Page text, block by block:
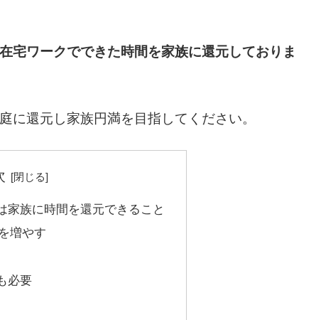
在宅ワークでできた時間を家族に還元しておりま
に還元し家族円満を目指してください。
家族に時間を還元できること
増やす
必要